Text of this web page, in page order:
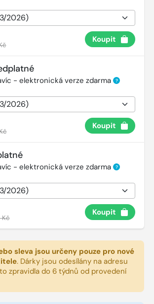
Koupit
- elektronická verze zdarma ?
Koupit
- elektronická verze zdarma ?
Kč
Koupit
sleva jsou určeny pouze pro nové
. Dárky jsou odesílány na adresu
zpravidla do 6 týdnů od provedení